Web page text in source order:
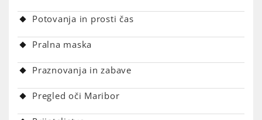
Potovanja in prosti čas
Pralna maska
Praznovanja in zabave
Pregled oči Maribor